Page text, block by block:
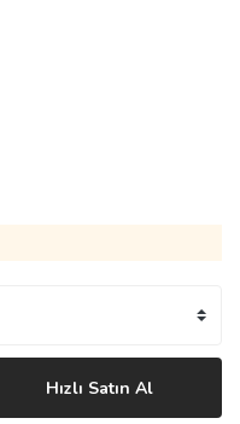
Hızlı Satın Al